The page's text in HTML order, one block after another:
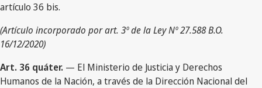
artículo 36 bis.
(Artículo incorporado por art. 3º de la Ley Nº 27.588 B.O.
16/12/2020)
Art. 36 quáter. — El Ministerio de Justicia y Derechos
Humanos de la Nación, a través de la Dirección Nacional del